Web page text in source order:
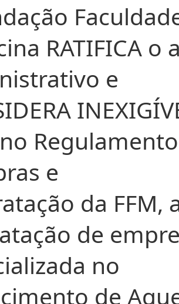
RATIFICA o
e
e
da FFM,
de
no
de